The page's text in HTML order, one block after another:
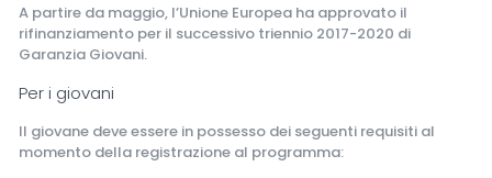
A partire da maggio, l’Unione Europea ha approvato il
rifinanziamento per il successivo triennio 2017-2020 di
Garanzia Giovani.
Per i giovani
Il giovane deve essere in possesso dei seguenti requisiti al
momento della registrazione al programma: